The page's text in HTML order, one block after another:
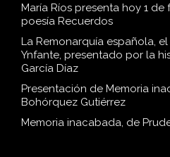
María Ríos presenta hoy 1
poesía Recuerdos
La Remonarquía española,
Ynfante, presentado por la
García Díaz
Presentación de Memoria
Bohórquez Gutiérrez
Memoria inacabada, de